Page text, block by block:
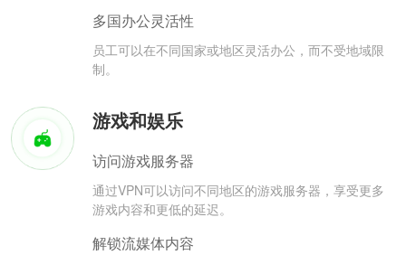
多国办公灵活性
员工可以在不同国家或地区灵活办公，而不受地域限
制。
游戏和娱乐
访问游戏服务器
通过VPN可以访问不同地区的游戏服务器，享受更多
游戏内容和更低的延迟。
解锁流媒体内容